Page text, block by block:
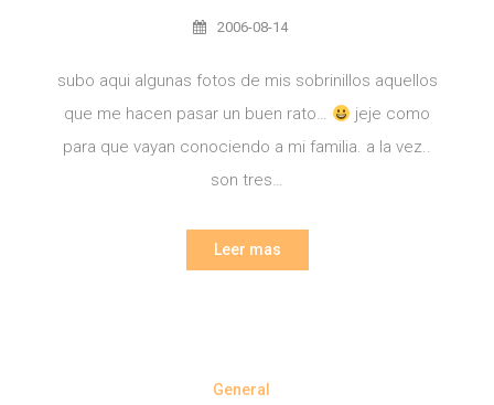
2006-08-14
subo aqui algunas fotos de mis sobrinillos aquellos
que me hacen pasar un buen rato…
jeje como
para que vayan conociendo a mi familia. a la vez..
son tres…
Leer mas
General